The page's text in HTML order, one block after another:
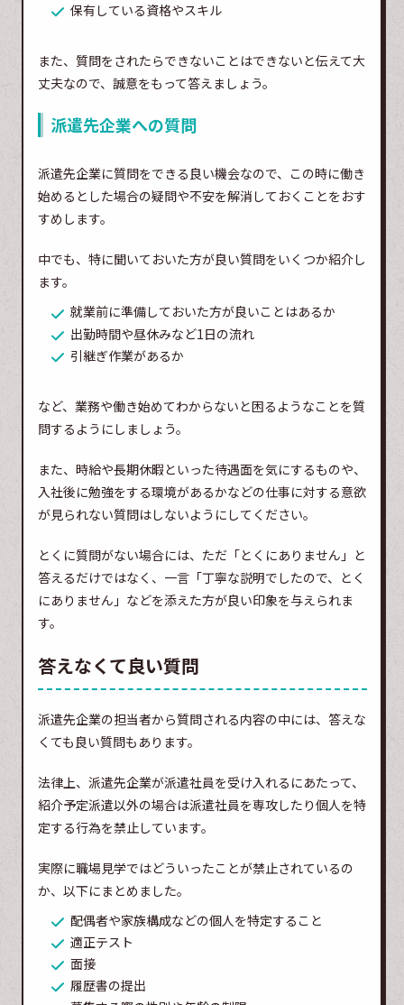
保有している資格やスキル
また、質問をされたらできないことはできないと伝えて大
丈夫なので、誠意をもって答えましょう。
派遣先企業への質問
派遣先企業に質問をできる良い機会なので、この時に働き
始めるとした場合の疑問や不安を解消しておくことをおす
すめします。
中でも、特に聞いておいた方が良い質問をいくつか紹介し
ます。
就業前に準備しておいた方が良いことはあるか
出勤時間や昼休みなど1日の流れ
引継ぎ作業があるか
など、業務や働き始めてわからないと困るようなことを質
問するようにしましょう。
また、時給や長期休暇といった待遇面を気にするものや、
入社後に勉強をする環境があるかなどの仕事に対する意欲
が見られない質問はしないようにしてください。
とくに質問がない場合には、ただ「とくにありません」と
答えるだけではなく、一言「丁寧な説明でしたので、とく
にありません」などを添えた方が良い印象を与えられま
す。
答えなくて良い質問
派遣先企業の担当者から質問される内容の中には、答えな
くても良い質問もあります。
法律上、派遣先企業が派遣社員を受け入れるにあたって、
紹介予定派遣以外の場合は派遣社員を専攻したり個人を特
定する行為を禁止しています。
実際に職場見学ではどういったことが禁止されているの
か、以下にまとめました。
配偶者や家族構成などの個人を特定すること
適正テスト
面接
履歴書の提出